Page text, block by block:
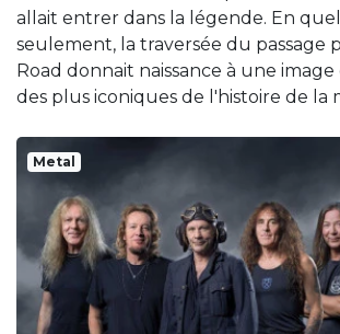
allait entrer dans la légende. En
seulement, la traversée du passage
Road donnait naissance à une
des plus iconiques de l'histoire de la
Metal